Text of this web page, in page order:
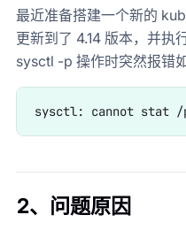
最近准备搭建一个新的
更新到了 4.14 版本，并执
sysctl -p 操作时突然报错如
2、问题原因